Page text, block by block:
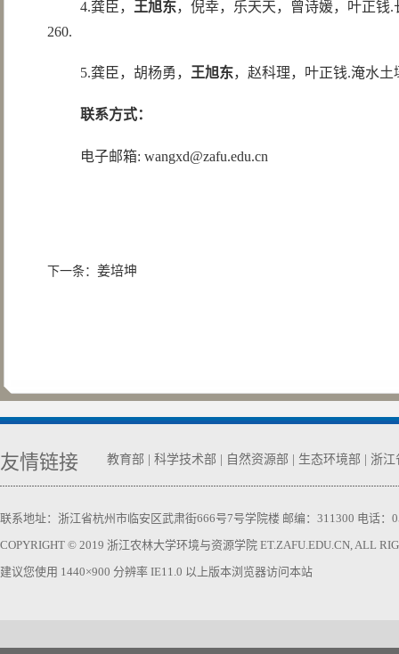
4.龚臣， 王旭东，倪幸，乐天天，曾诗媛，叶正钱.
260.
5.龚臣，胡杨勇， 王旭东，赵科理，叶正钱.淹水土
联系方式：
电子邮箱: wangxd@zafu.edu.cn
下一条： 姜培坤
友情链接 教育部 科学技术部 自然资源部 生态环境部 浙江
联系地址：浙江省杭州市临安区武肃街666号7号学院楼 邮编：311300 电话：
COPYRIGHT © 2019 浙江农林大学环境与资源学院 ET.ZAFU.EDU.CN, ALL
建议您使用 1440×900 分辨率 IE11.0 以上版本浏览器访问本站